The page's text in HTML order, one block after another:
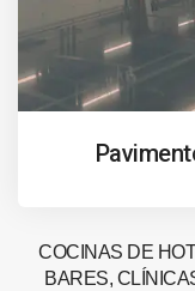
COCINAS DE
BARES,